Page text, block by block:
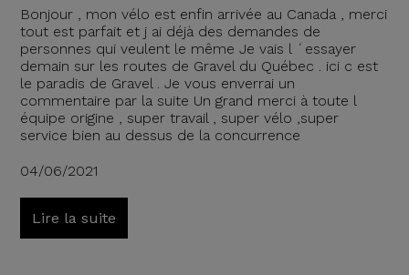
Bonjour , mon vélo est enfin arrivée au Canada , merci
tout est parfait et j ai déjà des demandes de
personnes qui veulent le même Je vais l ´essayer
demain sur les routes de Gravel du Québec . ici c est
le paradis de Gravel . Je vous enverrai un
commentaire par la suite Un grand merci à toute l
équipe origine , super travail , super vélo ,super
service bien au dessus de la concurrence
04/06/2021
Lire la suite